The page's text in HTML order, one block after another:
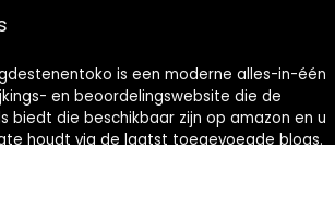
is een moderne alles-in-één
en beoordelingswebsite die de
biedt die beschikbaar zijn op amazon en u
houdt via de laatst toegevoegde blogs.